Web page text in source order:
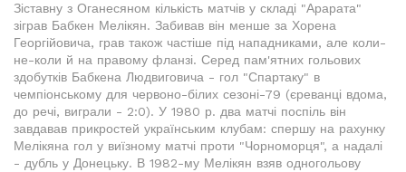
Зіставну з Оганесяном кількість матчів у складі "Арарата"
зіграв Бабкен Мелікян. Забивав він менше за Хорена
Георгійовича, грав також частіше під нападниками, але коли-
не-коли й на правому фланзі. Серед пам'ятних гольових
здобутків Бабкена Людвиговича - гол "Спартаку" в
чемпіонському для червоно-білих сезоні-79 (єреванці вдома,
до речі, виграли - 2:0). У 1980 р. два матчі поспіль він
завдавав прикростей українським клубам: спершу на рахунку
Мелікяна гол у виїзному матчі проти "Чорноморця", а надалі
- дубль у Донецьку. В 1982-му Мелікян взяв одногольову